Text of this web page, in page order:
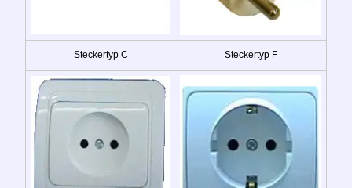
Steckertyp C Steckertyp F